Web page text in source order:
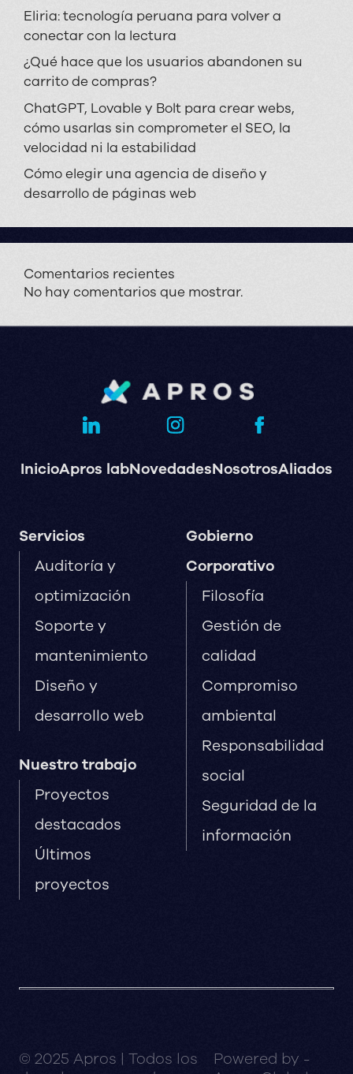
Eliria: tecnología peruana para volver a
conectar con la lectura
¿Qué hace que los usuarios abandonen su
carrito de compras?
ChatGPT, Lovable y Bolt para crear webs,
cómo usarlas sin comprometer el SEO, la
velocidad ni la estabilidad
Cómo elegir una agencia de diseño y
desarrollo de páginas web
Comentarios recientes
No hay comentarios que mostrar.
InicioApros labNovedadesNosotrosAliados
Servicios
Auditoría y
optimización
Soporte y
mantenimiento
Diseño y
desarrollo web
Nuestro trabajo
Proyectos
destacados
Últimos
proyectos
Gobierno
Corporativo
Filosofía
Gestión de
calidad
Compromiso
ambiental
Responsabilidad
social
Seguridad de la
información
© 2025 Apros | Todos los
Powered by -